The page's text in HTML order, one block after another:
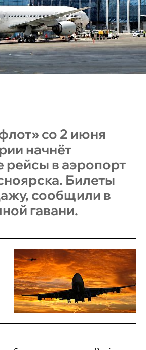
со 2 июня
начнёт
рейсы в аэропорт
Билеты
сообщили в
гавани.